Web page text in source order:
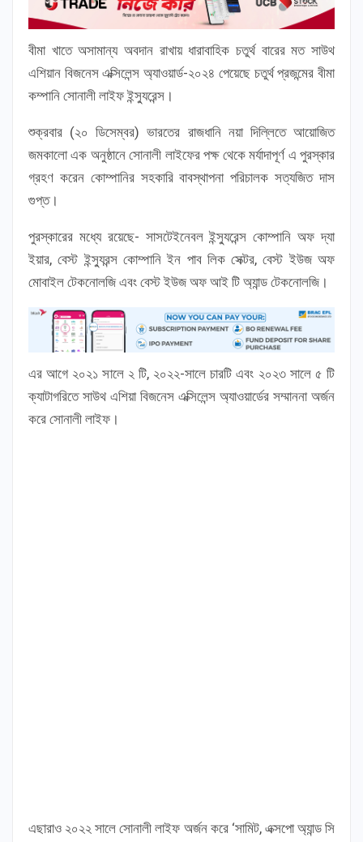
বীমা খাতে অসামান্য অবদান রাখায় ধারাবাহিক চতুর্থ বারের মত সাউথ
এশিয়ান বিজনেস এক্সিলেন্স অ্যাওয়ার্ড-২০২৪ পেয়েছে চতুর্থ প্রজন্মের বীমা
কম্পানি সোনালী লাইফ ইন্স্যুরেন্স।
শুক্রবার (২০ ডিসেম্বর) ভারতের রাজধানি নয়া দিল্লিতে আয়োজিত
জমকালো এক অনুষ্ঠানে সোনালী লাইফের পক্ষ থেকে মর্যাদাপূর্ণ এ পুরস্কার
গ্রহণ করেন কোম্পানির সহকারি বাবস্থাপনা পরিচালক সত্যজিত দাস
গুপ্ত।
পুরস্কারের মধ্যে রয়েছে- সাসটেইনেবল ইন্স্যুরেন্স কোম্পানি অফ দ্যা
ইয়ার, বেস্ট ইন্স্যুরন্স কোম্পানি ইন পাব লিক সেক্টর, বেস্ট ইউজ অফ
মোবাইল টেকনোলজি এবং বেস্ট ইউজ অফ আই টি অ্যান্ড টেকনোলজি।
এর আগে ২০২১ সালে ২ টি, ২০২২-সালে চারটি এবং ২০২৩ সালে ৫ টি
ক্যাটাগরিতে সাউথ এশিয়া বিজনেস এক্সিলেন্স অ্যাওয়ার্ডের সম্মাননা অর্জন
করে সোনালী লাইফ।
এছারাও ২০২২ সালে সোনালী লাইফ অর্জন করে ‘সামিট, এক্সপো অ্যান্ড সি